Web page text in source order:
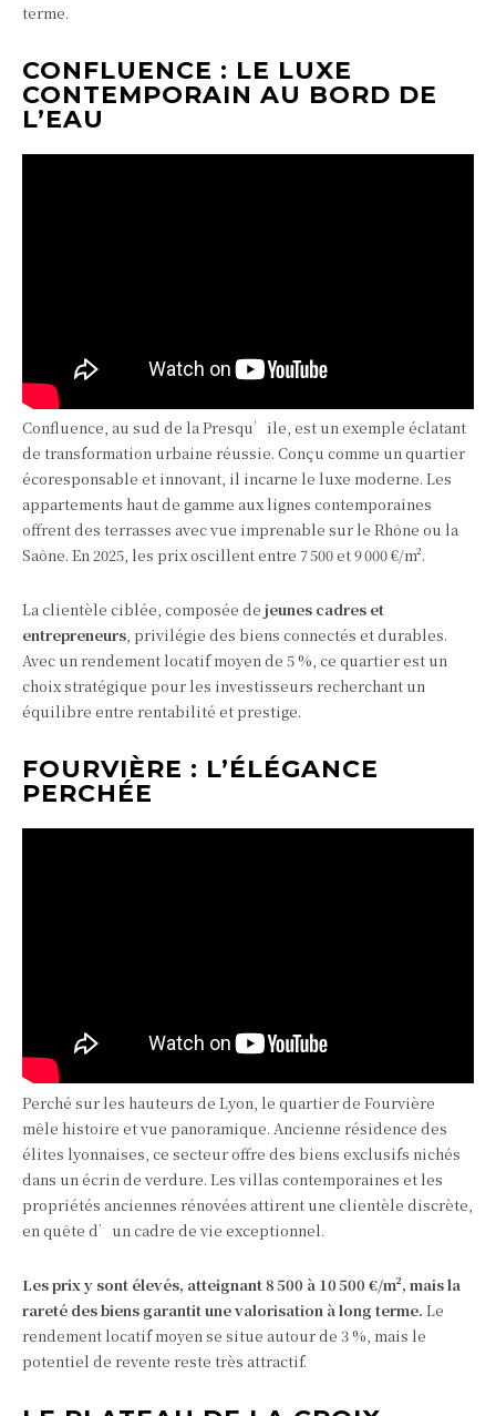
terme.
CONFLUENCE : LE LUXE
CONTEMPORAIN AU BORD DE
L’EAU
Confluence, au sud de la Presqu’île, est un exemple éclatant
de transformation urbaine réussie. Conçu comme un quartier
écoresponsable et innovant, il incarne le luxe moderne. Les
appartements haut de gamme aux lignes contemporaines
offrent des terrasses avec vue imprenable sur le Rhône ou la
Saône. En 2025, les prix oscillent entre 7 500 et 9 000 €/m².
La clientèle ciblée, composée de jeunes cadres et
entrepreneurs, privilégie des biens connectés et durables.
Avec un rendement locatif moyen de 5 %, ce quartier est un
choix stratégique pour les investisseurs recherchant un
équilibre entre rentabilité et prestige.
FOURVIÈRE : L’ÉLÉGANCE
PERCHÉE
Perché sur les hauteurs de Lyon, le quartier de Fourvière
mêle histoire et vue panoramique. Ancienne résidence des
élites lyonnaises, ce secteur offre des biens exclusifs nichés
dans un écrin de verdure. Les villas contemporaines et les
propriétés anciennes rénovées attirent une clientèle discrète,
en quête d’un cadre de vie exceptionnel.
Les prix y sont élevés, atteignant 8 500 à 10 500 €/m², mais la
rareté des biens garantit une valorisation à long terme. Le
rendement locatif moyen se situe autour de 3 %, mais le
potentiel de revente reste très attractif.